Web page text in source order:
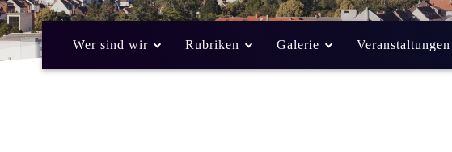
Wer sind wir Rubriken Galerie Veranstaltungen